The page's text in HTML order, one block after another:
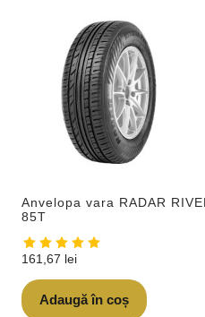
Anvelopa vara RADAR
85T
161,67 lei
Adaugă în coș